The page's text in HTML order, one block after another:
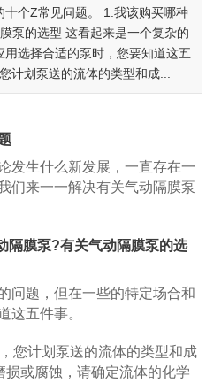
个Z常见问题。 1.我该购买哪种
泵的选型 这看起来是一个复杂的
选择合适的泵时，您要知道这五
计划泵送的流体的类型和成...
发生什么新发展，一直存在一
们来一一解决有关气动隔膜泵
膜泵?有关气动隔膜泵的选
题，但在一些的特定场合和
这五件事。
计划泵送的流体的类型和成
或腐蚀，请确定流体的化学